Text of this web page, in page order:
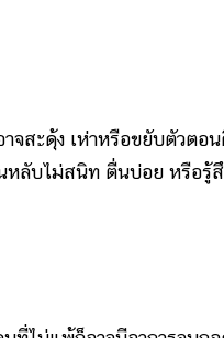
สะดุ้ง เห่าหรือขยับตัวตอ
หลับไม่สนิท ตื่นบ่อย หรือรู้